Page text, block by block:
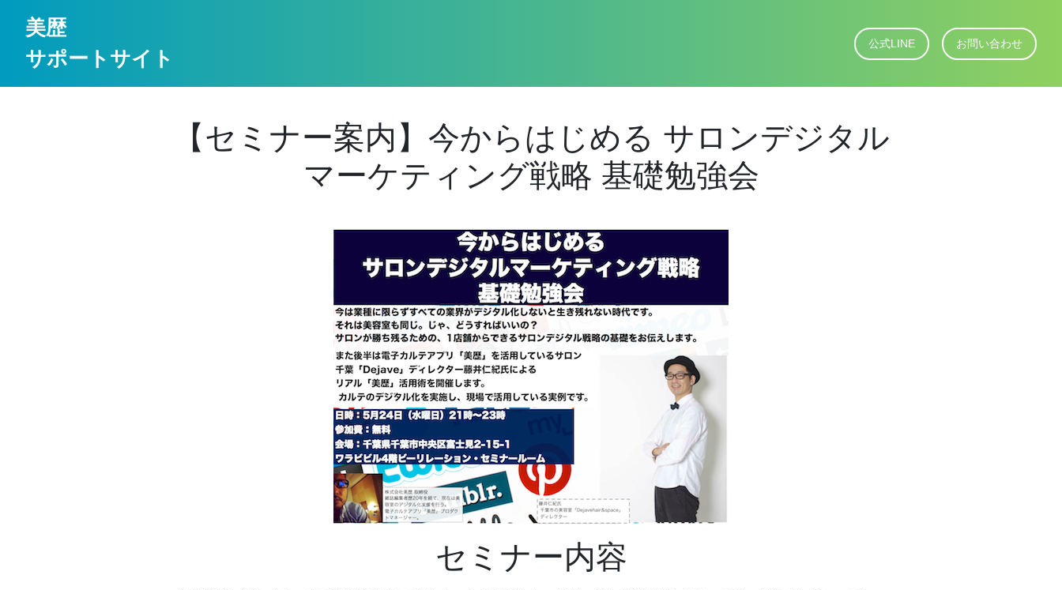
美歴
サポートサイト
公式LINE お問い合わせ
【セミナー案内】今からはじめる サロンデジタル
マーケティング戦略 基礎勉強会
セミナー内容